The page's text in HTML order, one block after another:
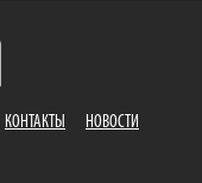
КОНТАКТЫ НОВОСТИ